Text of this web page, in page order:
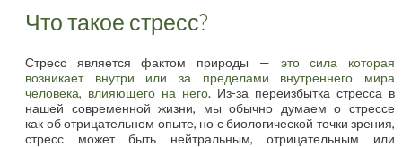
Что такое стресс?
Стресс является фактом природы — это сила которая
возникает внутри или за пределами внутреннего мира
человека, влияющего на него. Из-за переизбытка стресса в
нашей современной жизни, мы обычно думаем о стрессе
как об отрицательном опыте, но с биологической точки зрения,
стресс может быть нейтральным, отрицательным или